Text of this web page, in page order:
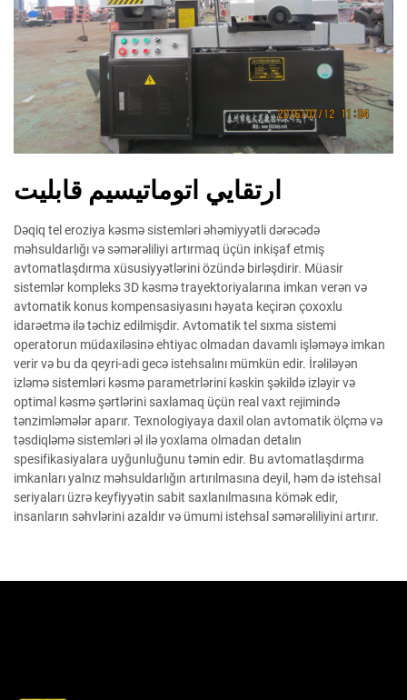
ارتقايي اتوماتيسيم قابليت
Dəqiq tel eroziya kəsmə sistemləri əhəmiyyətli dərəcədə
məhsuldarlığı və səmərəliliyi artırmaq üçün inkişaf etmiş
avtomatlaşdırma xüsusiyyətlərini özündə birləşdirir. Müasir
sistemlər kompleks 3D kəsmə trayektoriyalarına imkan verən və
avtomatik konus kompensasiyasını həyata keçirən çoxoxlu
idarəetmə ilə təchiz edilmişdir. Avtomatik tel sıxma sistemi
operatorun müdaxiləsinə ehtiyac olmadan davamlı işləməyə imkan
verir və bu da qeyri-adi gecə istehsalını mümkün edir. İrəliləyən
izləmə sistemləri kəsmə parametrlərini kəskin şəkildə izləyir və
optimal kəsmə şərtlərini saxlamaq üçün real vaxt rejimində
tənzimləmələr aparır. Texnologiyaya daxil olan avtomatik ölçmə və
təsdiqləmə sistemləri əl ilə yoxlama olmadan detalın
spesifikasiyalara uyğunluğunu təmin edir. Bu avtomatlaşdırma
imkanları yalnız məhsuldarlığın artırılmasına deyil, həm də istehsal
seriyaları üzrə keyfiyyətin sabit saxlanılmasına kömək edir,
insanların səhvlərini azaldır və ümumi istehsal səmərəliliyini artırır.